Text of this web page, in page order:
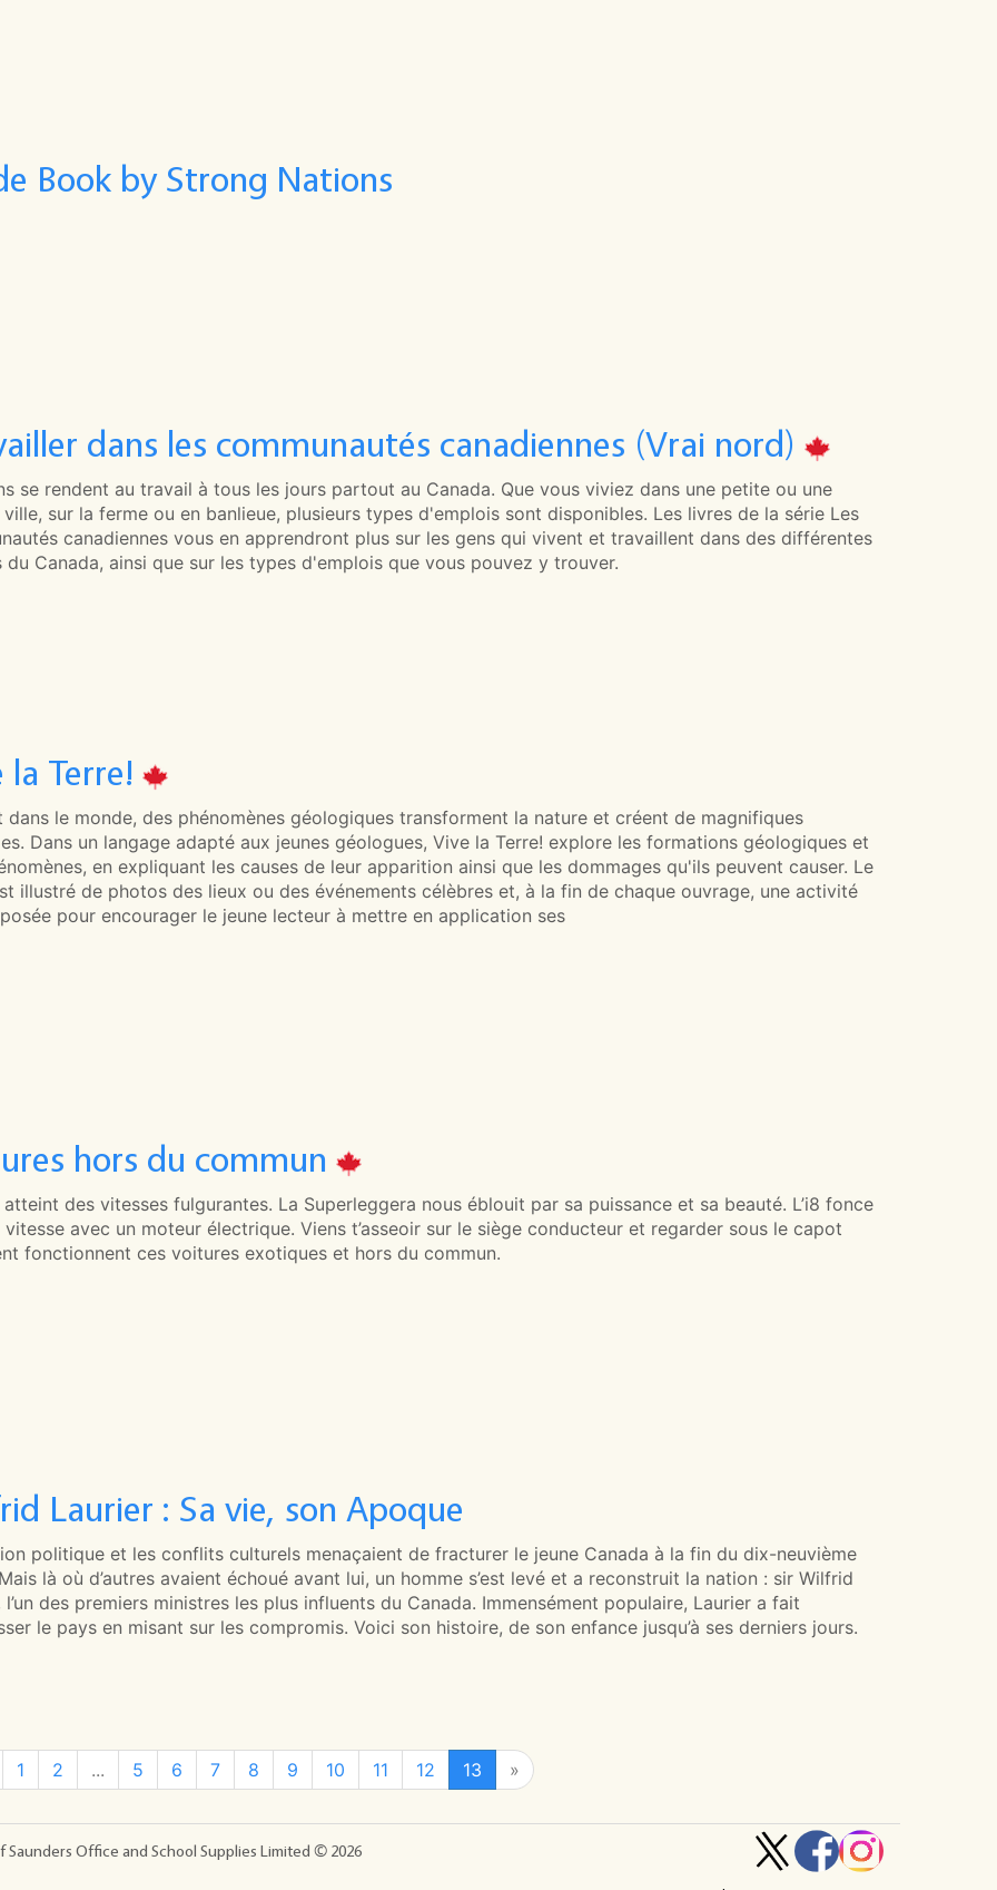
Book by Strong Nations
dans les communautés canadiennes (Vrai nord)
se rendent au travail à tous les jours partout au Canada. Que vous viviez dans une petite ou une
sur la ferme ou en banlieue, plusieurs types d'emplois sont disponibles. Les livres de la série Les
canadiennes vous en apprendront plus sur les gens qui vivent et travaillent dans des différentes
du Canada, ainsi que sur les types d'emplois que vous pouvez y trouver.
la Terre!
dans le monde, des phénomènes géologiques transforment la nature et créent de magnifiques
Dans un langage adapté aux jeunes géologues, Vive la Terre! explore les formations géologiques et
en expliquant les causes de leur apparition ainsi que les dommages qu'ils peuvent causer. Le
illustré de photos des lieux ou des événements célèbres et, à la fin de chaque ouvrage, une activité
pour encourager le jeune lecteur à mettre en application ses
hors du commun
atteint des vitesses fulgurantes. La Superleggera nous éblouit par sa puissance et sa beauté. L’i8 fonce
avec un moteur électrique. Viens t’asseoir sur le siège conducteur et regarder sous le capot
fonctionnent ces voitures exotiques et hors du commun.
Laurier : Sa vie, son Apoque
politique et les conflits culturels menaçaient de fracturer le jeune Canada à la fin du dix-neuvième
là où d’autres avaient échoué avant lui, un homme s’est levé et a reconstruit la nation : sir Wilfrid
l’un des premiers ministres les plus influents du Canada. Immensément populaire, Laurier a fait
le pays en misant sur les compromis. Voici son histoire, de son enfance jusqu’à ses derniers jours.
1 2 ... 5 6 7 8 9 10 11 12 13 »
Saunders Office and School Supplies Limited © 2026